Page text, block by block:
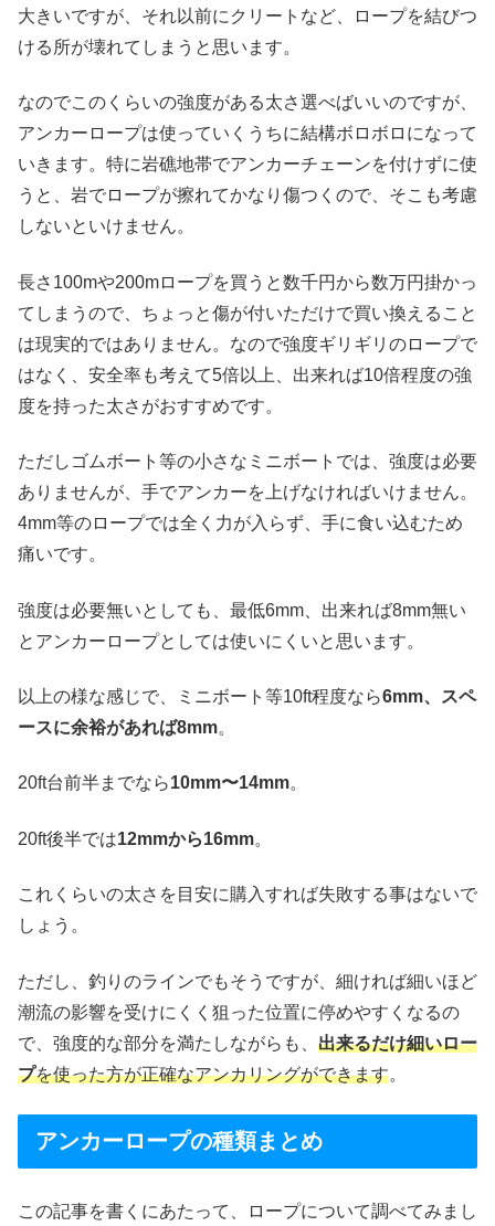
大きいですが、それ以前にクリートなど、ロープを結びつ
ける所が壊れてしまうと思います。
なのでこのくらいの強度がある太さ選べばいいのですが、
アンカーロープは使っていくうちに結構ボロボロになって
いきます。特に岩礁地帯でアンカーチェーンを付けずに使
うと、岩でロープが擦れてかなり傷つくので、そこも考慮
しないといけません。
長さ100mや200mロープを買うと数千円から数万円掛かっ
てしまうので、ちょっと傷が付いただけで買い換えること
は現実的ではありません。なので強度ギリギリのロープで
はなく、安全率も考えて5倍以上、出来れば10倍程度の強
度を持った太さがおすすめです。
ただしゴムボート等の小さなミニボートでは、強度は必要
ありませんが、手でアンカーを上げなければいけません。
4mm等のロープでは全く力が入らず、手に食い込むため
痛いです。
強度は必要無いとしても、最低6mm、出来れば8mm無い
とアンカーロープとしては使いにくいと思います。
以上の様な感じで、ミニボート等10ft程度なら6mm、スペ
ースに余裕があれば8mm。
20ft台前半までなら10mm〜14mm。
20ft後半では12mmから16mm。
これくらいの太さを目安に購入すれば失敗する事はないで
しょう。
ただし、釣りのラインでもそうですが、細ければ細いほど
潮流の影響を受けにくく狙った位置に停めやすくなるの
で、強度的な部分を満たしながらも、 出来るだけ細いロー
プを使った方が正確なアンカリングができます。
アンカーロープの種類まとめ
この記事を書くにあたって、ロープについて調べてみまし